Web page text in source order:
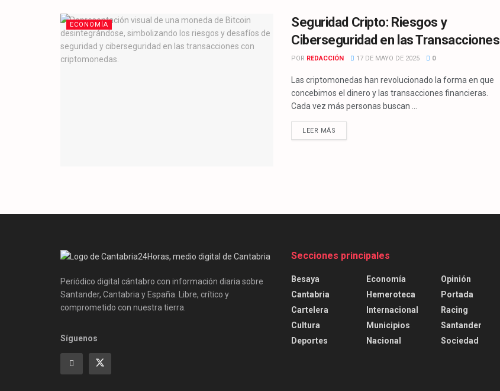
ECONOMÍA
Seguridad Cripto: Riesgos y
Ciberseguridad en las Transacciones
POR REDACCIÓN 17 DE MAYO DE 2025 0
Las criptomonedas han revolucionado la forma en que
concebimos el dinero y las transacciones financieras.
Cada vez más personas buscan ...
LEER MÁS
Periódico digital cántabro con información diaria sobre
Santander, Cantabria y España. Libre, crítico y
comprometido con nuestra tierra.
Síguenos
Secciones principales
Besaya
Cantabria
Cartelera
Cultura
Deportes
Economía
Hemeroteca
Internacional
Municipios
Nacional
Opinión
Portada
Racing
Santander
Sociedad